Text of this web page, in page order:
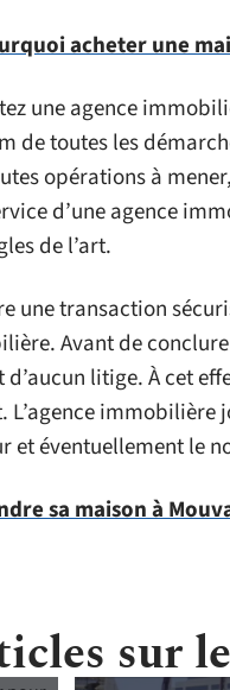
acheter une
une agence
de toutes les
opérations à
d’une agence
de l’art.
une transaction
Avant de
d’aucun litige. À cet
et éventuellement le
sa maison à
sur